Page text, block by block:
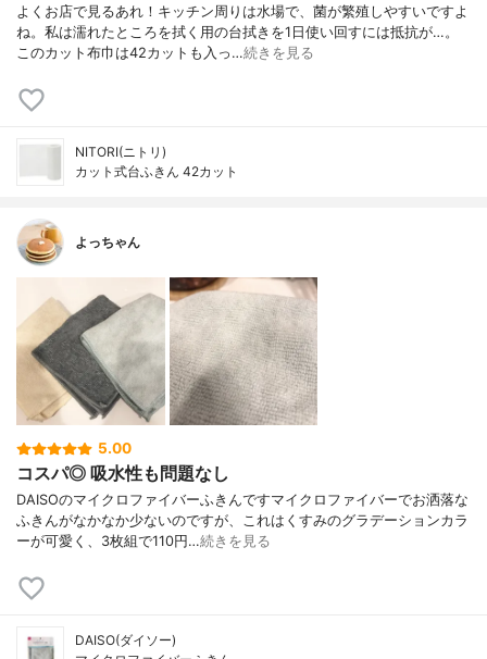
よくお店で見るあれ！キッチン周りは水場で、菌が繁殖しやすいですよ
ね。私は濡れたところを拭く用の台拭きを1日使い回すには抵抗が…。
このカット布巾は42カットも入っ…続きを見る
NITORI(ニトリ)
カット式台ふきん 42カット
よっちゃん
5.00
コスパ◎ 吸水性も問題なし
DAISOのマイクロファイバーふきんですマイクロファイバーでお洒落な
ふきんがなかなか少ないのですが、これはくすみのグラデーションカラ
ーが可愛く、3枚組で110円…続きを見る
DAISO(ダイソー)